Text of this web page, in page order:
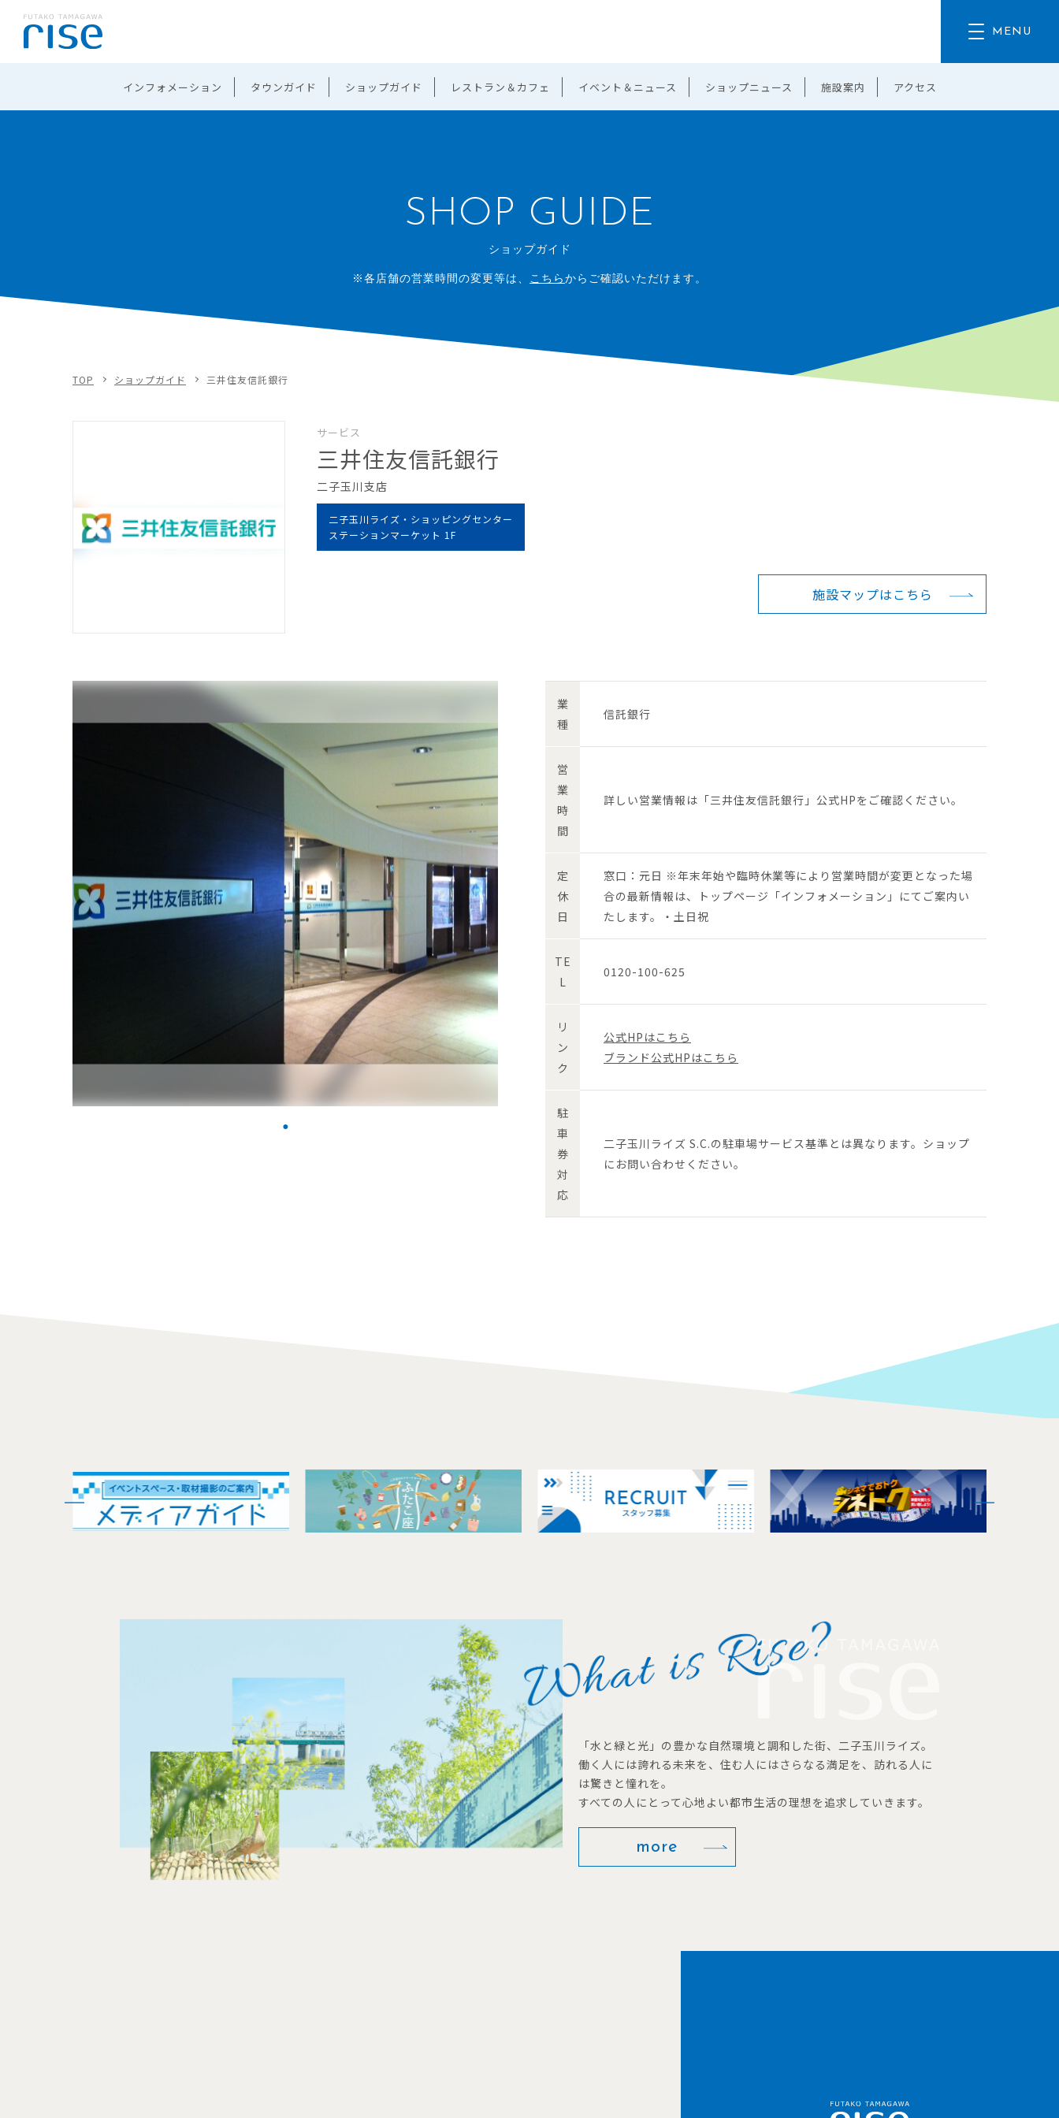
インフォメーション タウンガイド ショップガイド レストラン＆カフェ イベント＆ニュース ショップニュース 施設案内 アクセス
SHOP GUIDE
ショップガイド
※各店舗の営業時間の変更等は、 こちら からご確認いただけます。
TOP ショップガイド 三井住友信託銀行
サービス
三井住友信託銀行
二子玉川支店
二子玉川ライズ・ショッピングセンター
ステーションマーケット 1F
施設マップはこちら
業
種
信託銀行
営
業
時
間
詳しい営業情報は「三井住友信託銀行」公式HPをご確認ください。
定
休
日
窓口：元日 ※年末年始や臨時休業等により営業時間が変更となった場
合の最新情報は、トップページ「インフォメーション」にてご案内い
たします。・土日祝
TE
L
0120-100-625
リ
ン
ク
公式HPはこちら
ブランド公式HPはこちら
駐
車
券
対
応
二子玉川ライズ S.C.の駐車場サービス基準とは異なります。ショップ
にお問い合わせください。
「水と緑と光」の豊かな自然環境と調和した街、二子玉川ライズ。
働く人には誇れる未来を、住む人にはさらなる満足を、訪れる人に
は驚きと憧れを。
すべての人にとって心地よい都市生活の理想を追求していきます。
more